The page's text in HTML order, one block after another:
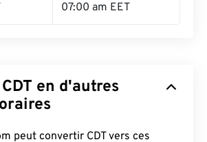
07:00 am EET
en d'autres
peut convertir CDT vers ces